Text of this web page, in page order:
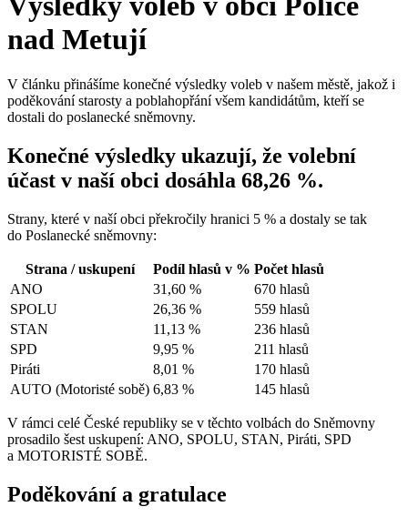
nad Metují
V článku přinášíme konečné výsledky voleb v našem městě, jakož i
poděkování starosty a poblahopřání všem kandidátům, kteří se
dostali do poslanecké sněmovny.
Konečné výsledky ukazují, že volební
účast v naší obci dosáhla 68,26 %.
Strany, které v naší obci překročily hranici 5 % a dostaly se tak
do Poslanecké sněmovny:
Strana / uskupení Podíl hlasů v % Počet hlasů
ANO
31,60 %
670 hlasů
SPOLU
26,36 %
559 hlasů
STAN
11,13 %
236 hlasů
SPD
9,95 %
211 hlasů
Piráti
8,01 %
170 hlasů
AUTO (Motoristé sobě) 6,83 % 145 hlasů
V rámci celé České republiky se v těchto volbách do Sněmovny
prosadilo šest uskupení: ANO, SPOLU, STAN, Piráti, SPD
a MOTORISTÉ SOBĚ.
Poděkování a gratulace